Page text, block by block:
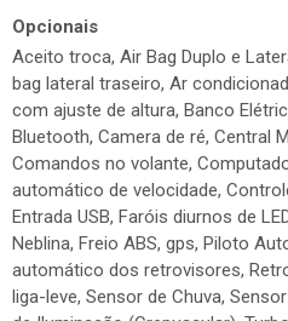
Opcionais
Aceito troca, Air Bag Duplo e
bag lateral traseiro, Ar
com ajuste de altura, Banco
Bluetooth, Camera de ré, Central
Comandos no volante,
automático de velocidade,
Entrada USB, Faróis diurnos de
Neblina, Freio ABS, gps, Piloto
automático dos retrovisores,
liga-leve, Sensor de Chuva,